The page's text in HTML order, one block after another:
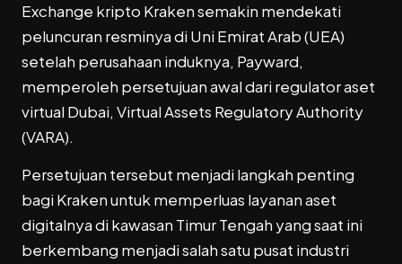
Exchange kripto Kraken semakin mendekati
peluncuran resminya di Uni Emirat Arab (UEA)
setelah perusahaan induknya, Payward,
memperoleh persetujuan awal dari regulator aset
virtual Dubai, Virtual Assets Regulatory Authority
(VARA).
Persetujuan tersebut menjadi langkah penting
bagi Kraken untuk memperluas layanan aset
digitalnya di kawasan Timur Tengah yang saat ini
berkembang menjadi salah satu pusat industri